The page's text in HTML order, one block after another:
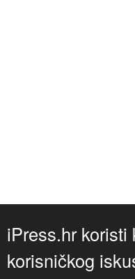
iPress.hr
korisničkog